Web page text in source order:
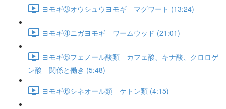
ヨモギ③オウシュウヨモギ マグワート (13:24)
ヨモギ④ニガヨモギ ワームウッド (21:01)
ヨモギ⑤フェノール酸類 カフェ酸、キナ酸、クロロゲ
ン酸 関係と働き (5:48)
ヨモギ⑥シネオール類 ケトン類 (4:15)